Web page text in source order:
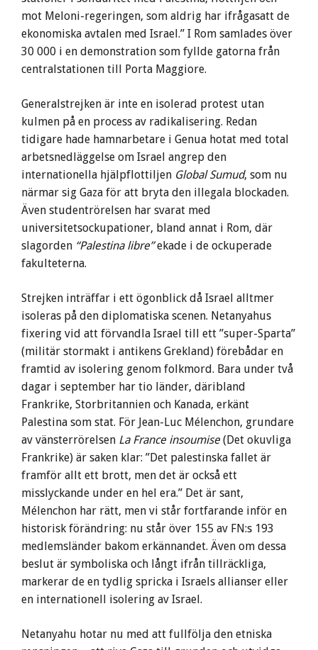
mot Meloni-regeringen, som aldrig har ifrågasatt de
ekonomiska avtalen med Israel.” I Rom samlades över
30 000 i en demonstration som fyllde gatorna från
centralstationen till Porta Maggiore.
Generalstrejken är inte en isolerad protest utan
kulmen på en process av radikalisering. Redan
tidigare hade hamnarbetare i Genua hotat med total
arbetsnedläggelse om Israel angrep den
internationella hjälpflottiljen Global Sumud, som nu
närmar sig Gaza för att bryta den illegala blockaden.
Även studentrörelsen har svarat med
universitetsockupationer, bland annat i Rom, där
slagorden “Palestina libre”ekade i de ockuperade
fakulteterna.
Strejken inträffar i ett ögonblick då Israel alltmer
isoleras på den diplomatiska scenen. Netanyahus
fixering vid att förvandla Israel till ett ”super-Sparta”
(militär stormakt i antikens Grekland) förebådar en
framtid av isolering genom folkmord. Bara under två
dagar i september har tio länder, däribland
Frankrike, Storbritannien och Kanada, erkänt
Palestina som stat. För Jean-Luc Mélenchon, grundare
av vänsterrörelsen La France insoumise(Det okuvliga
Frankrike) är saken klar: ”Det palestinska fallet är
framför allt ett brott, men det är också ett
misslyckande under en hel era.” Det är sant,
Mélenchon har rätt, men vi står fortfarande inför en
historisk förändring: nu står över 155 av FN:s 193
medlemsländer bakom erkännandet. Även om dessa
beslut är symboliska och långt ifrån tillräckliga,
markerar de en tydlig spricka i Israels allianser eller
en internationell isolering av Israel.
Netanyahu hotar nu med att fullfölja den etniska